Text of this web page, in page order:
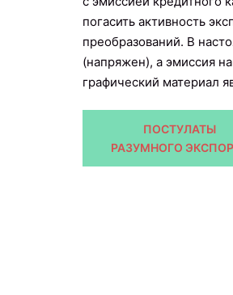
погасить активность
преобразований. В
(напряжен), а эмиссия
графический материал
ПОСТУЛАТЫ
РАЗУМНОГО